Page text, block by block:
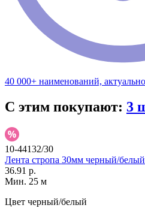
40 000+ наименований,
С этим покупают: 3
10-44132/30
Лента стропа 30мм черный/
36.91 р.
Мин. 25 м
Цвет черный/белый